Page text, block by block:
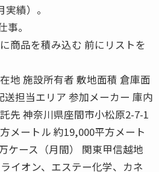
績）。
。
商品を積み込む 前にリストを
地 施設所有者 敷地面積 倉庫面
担当エリア 参加メーカー 庫内
先 神奈川県座間市小松原2-7-1
メートル 約19,000平方メート
ケース（月間） 関東甲信越地
イオン、エステー化学、カネ